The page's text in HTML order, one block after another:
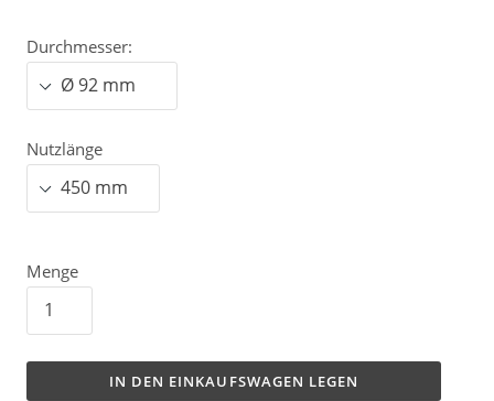
Durchmesser:
Nutzlänge
Menge
IN DEN EINKAUFSWAGEN LEGEN